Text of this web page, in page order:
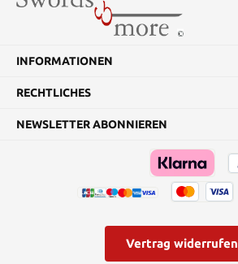
INFORMATIONEN
RECHTLICHES
NEWSLETTER ABONNIEREN
Vertrag widerrufen